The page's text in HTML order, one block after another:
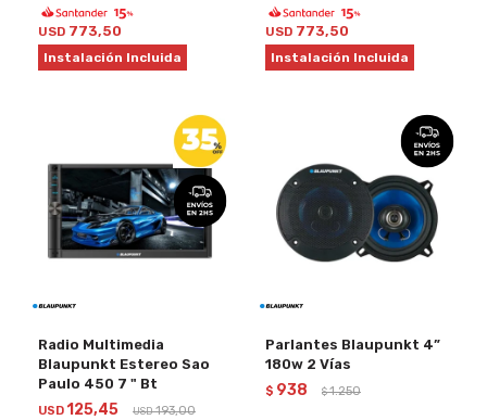
USD 773,50
Instalación Incluida
USD 773,50
Instalación Incluida
Radio Multimedia
Blaupunkt Estereo Sao
Paulo 450 7 " Bt
USD125,45 USD 193,00
Parlantes Blaupunkt 4”
180w 2 Vías
$ 938 $ 1.250